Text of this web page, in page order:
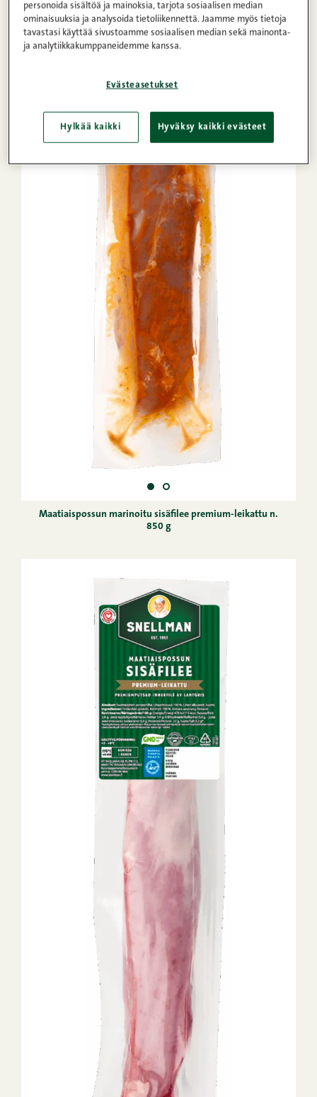
Maatiaispossun marinoitu sisäfilee premium-leikattu n.
850 g
personoida sisältöä ja mainoksia, tarjota sosiaalisen median
ominaisuuksia ja analysoida tietoliikennettä. Jaamme myös tietoja
tavastasi käyttää sivustoamme sosiaalisen median sekä mainonta-
ja analytiikkakumppaneidemme kanssa.
Evästeasetukset
Hylkää kaikki Hyväksy kaikki evästeet